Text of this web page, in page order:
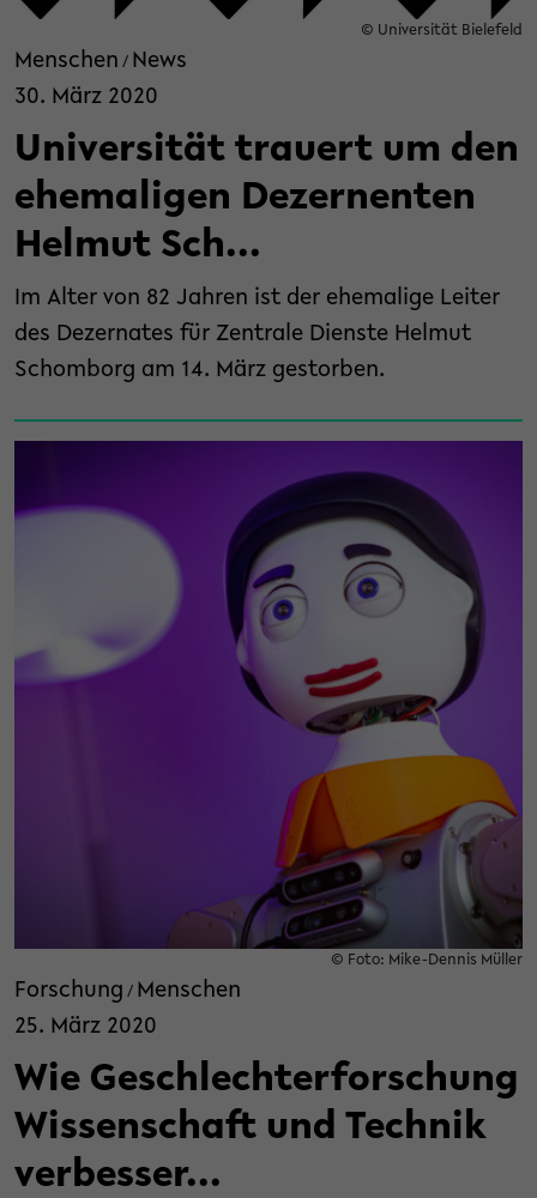
© Universität Bielefeld
Menschen / News
30. März 2020
Universität trauert um den
ehemaligen Dezernenten
Helmut Sch...
Im Alter von 82 Jahren ist der ehemalige Leiter
des Dezernates für Zentrale Dienste Helmut
Schomborg am 14. März gestorben.
© Foto: Mike-Dennis Müller
Forschung / Menschen
25. März 2020
Wie Geschlechterforschung
Wissenschaft und Technik
verbesser...